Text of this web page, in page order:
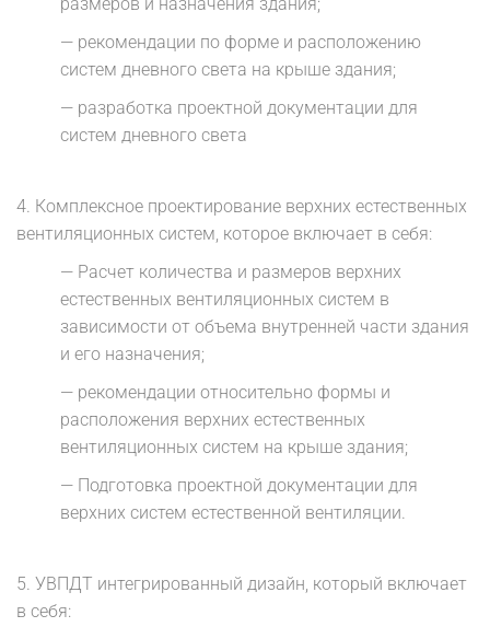
— рекомендации по форме и расположению
систем дневного света на крыше здания;
— разработка проектной документации для
систем дневного света
4. Комплексное проектирование верхних естественных
вентиляционных систем, которое включает в себя:
— Расчет количества и размеров верхних
естественных вентиляционных систем в
зависимости от объема внутренней части здания
и его назначения;
— рекомендации относительно формы и
расположения верхних естественных
вентиляционных систем на крыше здания;
— Подготовка проектной документации для
верхних систем естественной вентиляции.
5. УВПДТ интегрированный дизайн, который включает
в себя: